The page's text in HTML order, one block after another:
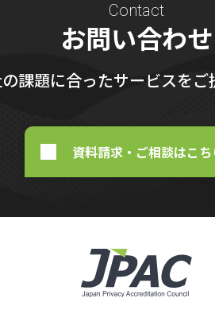
Contact
お問い合わせ
課題に合ったサービスをご
資料請求・ご相談はこち